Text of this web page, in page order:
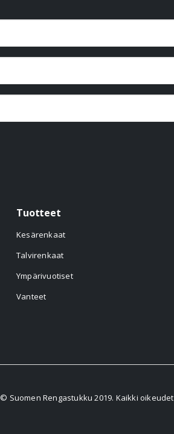
Tuotteet
Kesärenkaat
Talvirenkaat
Ympärivuotiset
Vanteet
© Suomen Rengastukku 2019. Kaikki oikeudet